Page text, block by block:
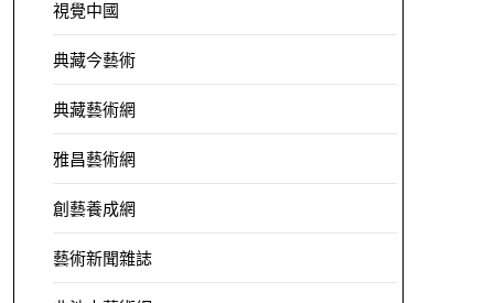
視覺中國
典藏今藝術
典藏藝術網
雅昌藝術網
創藝養成網
藝術新聞雜誌